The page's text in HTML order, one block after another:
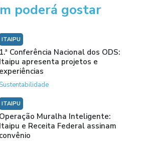
poderá gostar
ITAIPU
1.ª Conferência Nacional dos ODS:
Itaipu apresenta projetos e
experiências
ITAIPU
Operação Muralha Inteligente:
Itaipu e Receita Federal assinam
convênio